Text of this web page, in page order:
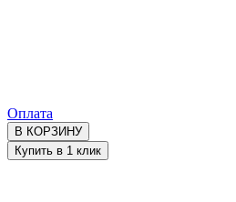
Оплата
В КОРЗИНУ
Купить в 1 клик